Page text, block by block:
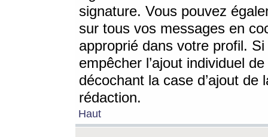
signature. Vous pouvez
sur tous vos messages en
approprié dans votre profil.
empêcher l’ajout individuel
décochant la case d’ajout
rédaction.
Haut